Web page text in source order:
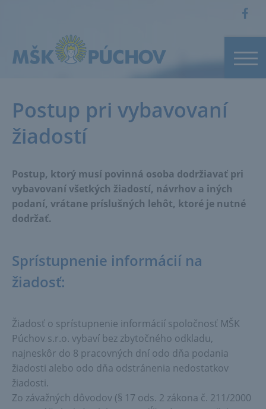
Postup pri vybavovaní
žiadostí
Postup, ktorý musí povinná osoba dodržiavať pri
vybavovaní všetkých žiadostí, návrhov a iných
podaní, vrátane príslušných lehôt, ktoré je nutné
dodržať.
Sprístupnenie informácií na
žiadosť:
Žiadosť o sprístupnenie informácií spoločnosť MŠK
Púchov s.r.o. vybaví bez zbytočného odkladu,
najneskôr do 8 pracovných dní odo dňa podania
žiadosti alebo odo dňa odstránenia nedostatkov
žiadosti.
Zo závažných dôvodov (§ 17 ods. 2 zákona č. 211/2000